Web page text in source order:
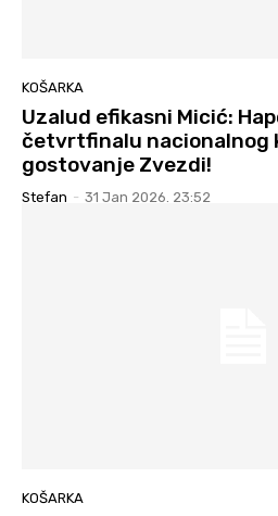
KOŠARKA
Uzalud efikasni Micić:
četvrtfinalu nacionalnog
gostovanje Zvezdi!
Stefan - 31 Jan 2026. 23:52
KOŠARKA